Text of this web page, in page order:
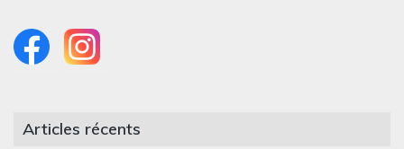
Articles récents